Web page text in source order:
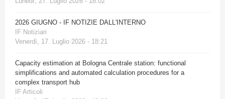
2026 GIUGNO - IF NOTIZIE DALL'INTERNO
IF Notiziari
Venerdì, 17. Luglio 2026 - 18:21
Capacity estimation at Bologna Centrale station: functional
simplifications and automated calculation procedures for a
complex transport hub
IF Articoli